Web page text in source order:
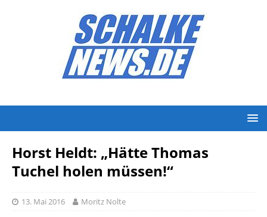
Horst Heldt: „Hätte Thomas
Tuchel holen müssen!“
13. Mai 2016 Moritz Nolte